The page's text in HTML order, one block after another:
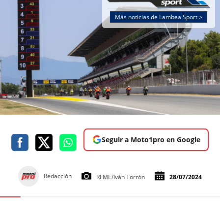
Más noticias de Lambea Sport >
Seguir a Moto1pro en Google
Redacción RFME/Iván Torrón 28/07/2024